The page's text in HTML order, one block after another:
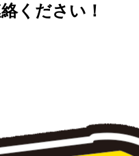
ください！